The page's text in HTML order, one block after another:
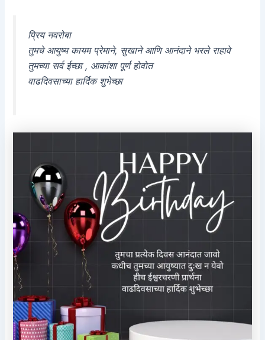
प्रिय नवरोबा
तुमचे आयुष्य कायम प्रेमाने, सुखाने आणि आनंदाने भरले राहावे
तुमच्या सर्व ईच्छा , आकांशा पूर्ण होवोत
वाढदिवसाच्या हार्दिक शुभेच्छा